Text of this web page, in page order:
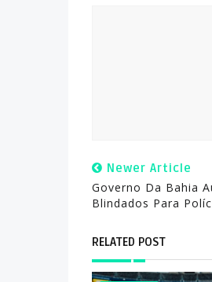
Newer Article
Governo Da Bahia
Blindados Para
RELATED POST